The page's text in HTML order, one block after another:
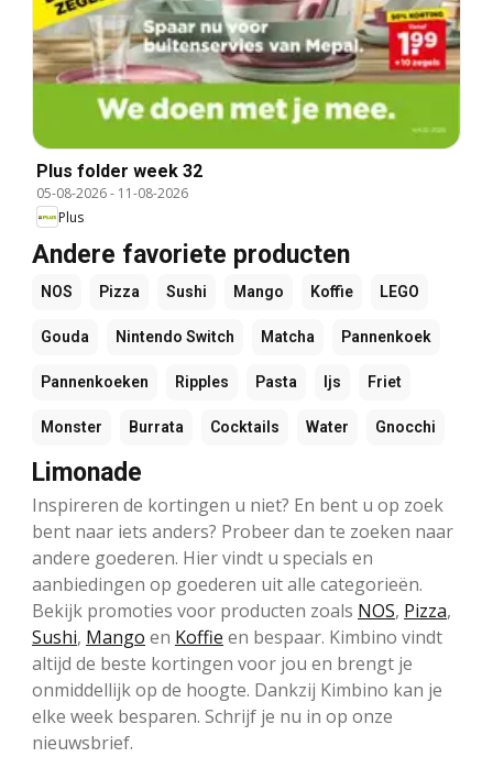
Plus folder week 32
05-08-2026- 11-08-2026
Plus
Andere favoriete producten
NOS Pizza Sushi Mango Koffie LEGO
Gouda Nintendo Switch Matcha Pannenkoek
Pannenkoeken Ripples Pasta Ijs Friet
Monster Burrata Cocktails Water Gnocchi
Limonade
Inspireren de kortingen u niet? En bent u op zoek
bent naar iets anders? Probeer dan te zoeken naar
andere goederen. Hier vindt u specials en
aanbiedingen op goederen uit alle categorieën.
Bekijk promoties voor producten zoals NOS, Pizza,
Sushi, Mango en Koffie en bespaar. Kimbino vindt
altijd de beste kortingen voor jou en brengt je
onmiddellijk op de hoogte. Dankzij Kimbino kan je
elke week besparen. Schrijf je nu in op onze
nieuwsbrief.